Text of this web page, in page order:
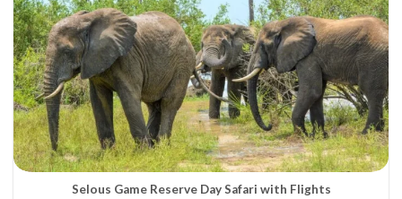
Selous Game Reserve Day Safari with Flights